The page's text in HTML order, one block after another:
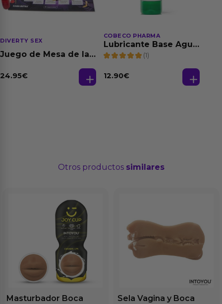
DIVERTY SEX
Juego de Mesa de las
24.95€
COBECO PHARMA
Lubricante Base Agua
100% Natural 125 ml
(1)
12.90€
Otros productos similares
Masturbador Boca
Sela Vagina y Boca